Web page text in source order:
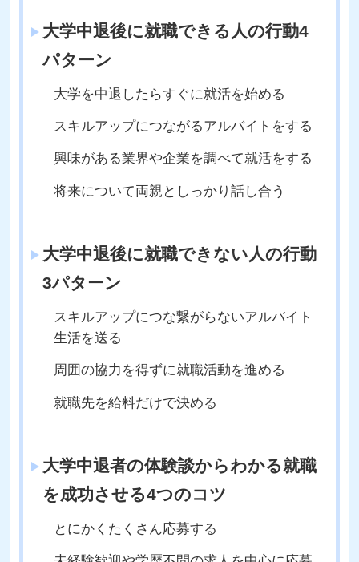
大学中退後に就職できる人の行動4
パターン
大学を中退したらすぐに就活を始める
スキルアップにつながるアルバイトをする
興味がある業界や企業を調べて就活をする
将来について両親としっかり話し合う
大学中退後に就職できない人の行動
3パターン
スキルアップにつな繋がらないアルバイト
生活を送る
周囲の協力を得ずに就職活動を進める
就職先を給料だけで決める
大学中退者の体験談からわかる就職
を成功させる4つのコツ
とにかくたくさん応募する